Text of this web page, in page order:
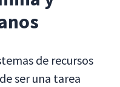
de recursos
ser una tarea